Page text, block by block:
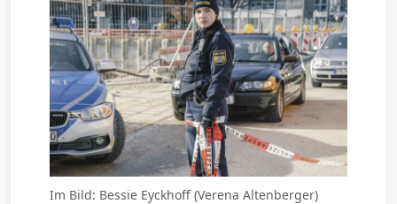
Im Bild: Bessie Eyckhoff (Verena Altenberger)